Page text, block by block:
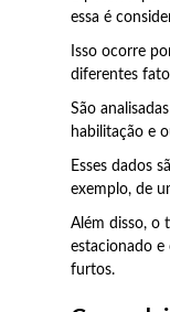
essa é
Isso ocorre
diferentes
São
habilitação e
Esses dados
exemplo, de
Além disso, o
estacionado
furtos.